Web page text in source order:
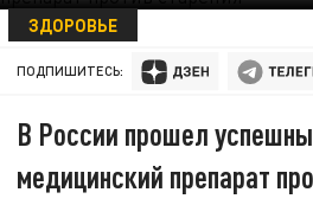
ЗДОРОВЬЕ
17 ФЕВРАЛЯ 17:26
ПОДПИШИТЕСЬ:
В России прошел
медицинский препарат